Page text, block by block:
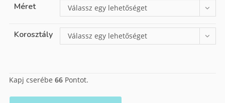
Méret Válassz egy lehetőséget
Korosztály Válassz egy lehetőséget
Kapj cserébe 66Pontot.